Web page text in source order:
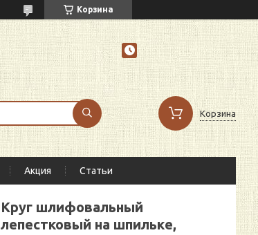
Корзина
Корзина
Акция Статьи
Круг шлифовальный
лепестковый на шпильке,